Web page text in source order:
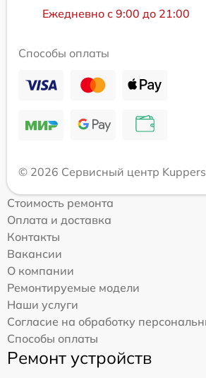
Ежедневно с 9:00 до 21:00
Способы оплаты
© 2026 Сервисный центр
Стоимость ремонта
Оплата и доставка
Контакты
Вакансии
О компании
Ремонтируемые модели
Наши услуги
Согласие на обработку
Способы оплаты
Ремонт устройств